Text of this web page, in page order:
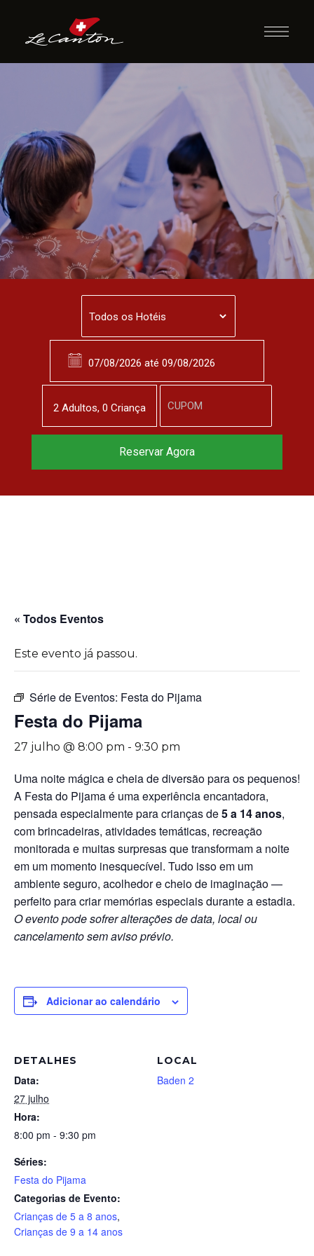
Festa do Pijama
« Todos Eventos
Este evento já passou.
Série de Eventos: Festa do Pijama
Festa do Pijama
27 julho @ 8:00 pm - 9:30 pm
Uma noite mágica e cheia de diversão para os pequenos!
A Festa do Pijama é uma experiência encantadora,
pensada especialmente para crianças de5 a 14 anos,
com brincadeiras, atividades temáticas, recreação
monitorada e muitas surpresas que transformam a noite
em um momento inesquecível. Tudo isso em um
ambiente seguro, acolhedor e cheio de imaginação —
perfeito para criar memórias especiais durante a estadia.
O evento pode sofrer alterações de data, local ou
cancelamento sem aviso prévio.
Adicionar ao calendário
DETALHES
Data:
27 julho
Hora:
8:00 pm - 9:30 pm
Séries:
Festa do Pijama
Categorias de Evento:
Crianças de 5 a 8 anos,
Crianças de 9 a 14 anos
LOCAL
Baden 2
2 Adultos, 0 Criança
Reservar Agora